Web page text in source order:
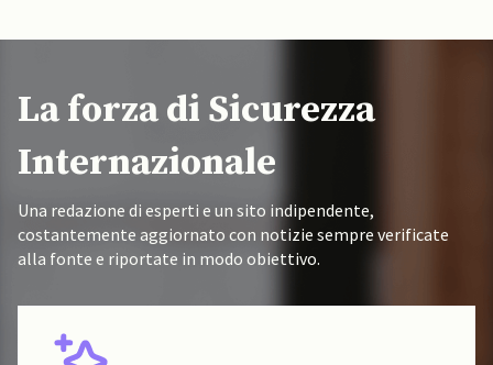
La forza di Sicurezza
Internazionale
Una redazione di esperti e un sito indipendente,
costantemente aggiornato con notizie sempre verificate
alla fonte e riportate in modo obiettivo.